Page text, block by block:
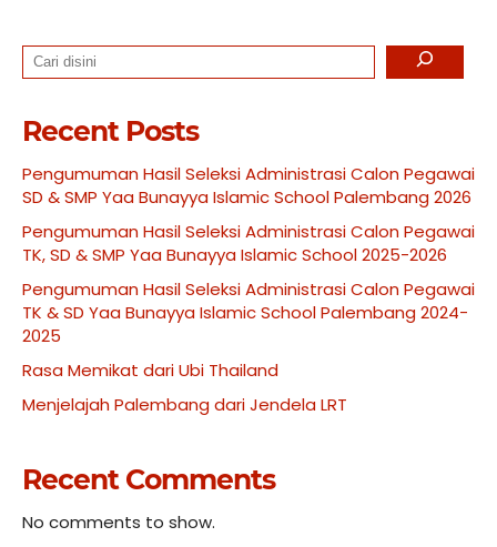
Search
Recent Posts
Pengumuman Hasil Seleksi Administrasi Calon Pegawai
SD & SMP Yaa Bunayya Islamic School Palembang 2026
Pengumuman Hasil Seleksi Administrasi Calon Pegawai
TK, SD & SMP Yaa Bunayya Islamic School 2025-2026
Pengumuman Hasil Seleksi Administrasi Calon Pegawai
TK & SD Yaa Bunayya Islamic School Palembang 2024-
2025
Rasa Memikat dari Ubi Thailand
Menjelajah Palembang dari Jendela LRT
Recent Comments
No comments to show.